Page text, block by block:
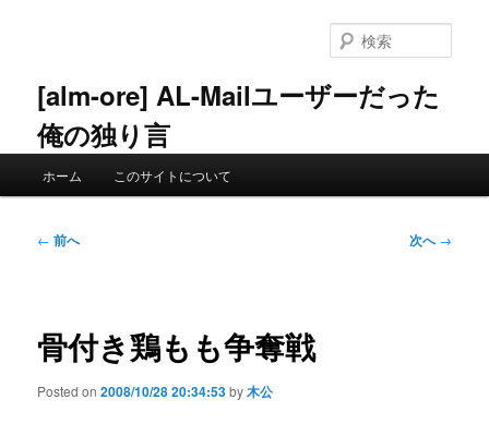
ン
へ
[alm-ore] AL-Mailユーザーだった
俺の独り言
索
ホーム このサイトについて
投
ゲ
ー
ョ
← 前へ 次へ→
骨付き鶏もも争奪戦
Posted on2008/10/28 20:34:53by木公